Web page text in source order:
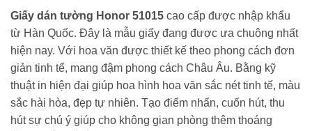
Giấy dán tường Honor 51015 cao cấp được nhập khẩu
từ Hàn Quốc. Đây là mẫu giấy đang được ưa chuộng nhất
hiện nay. Với hoa văn được thiết kế theo phong cách đơn
giản tinh tế, mang đậm phong cách Châu Âu. Bằng kỹ
thuật in hiện đại giúp hoa hình hoa văn sắc nét tinh tế, màu
sắc hài hòa, đẹp tự nhiên. Tạo điểm nhấn, cuốn hút, thu
hút sự chú ý giúp cho không gian phòng thêm thoáng